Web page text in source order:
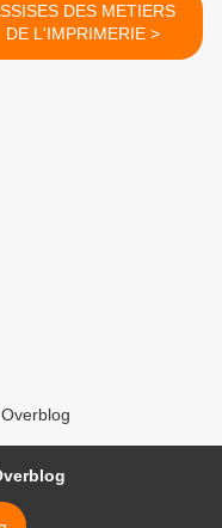
DES METIERS
DE L'IMPRIMERIE >